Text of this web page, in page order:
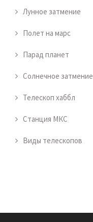
Лунное затмение
Полет на марс
Парад планет
Солнечное затмение
Телескоп хаббл
Станция МКС
Виды телескопов